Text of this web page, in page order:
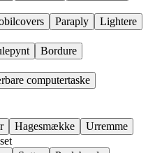
Paraply
Lightere
Bordure
computertaske
Hagesmække
Urremme